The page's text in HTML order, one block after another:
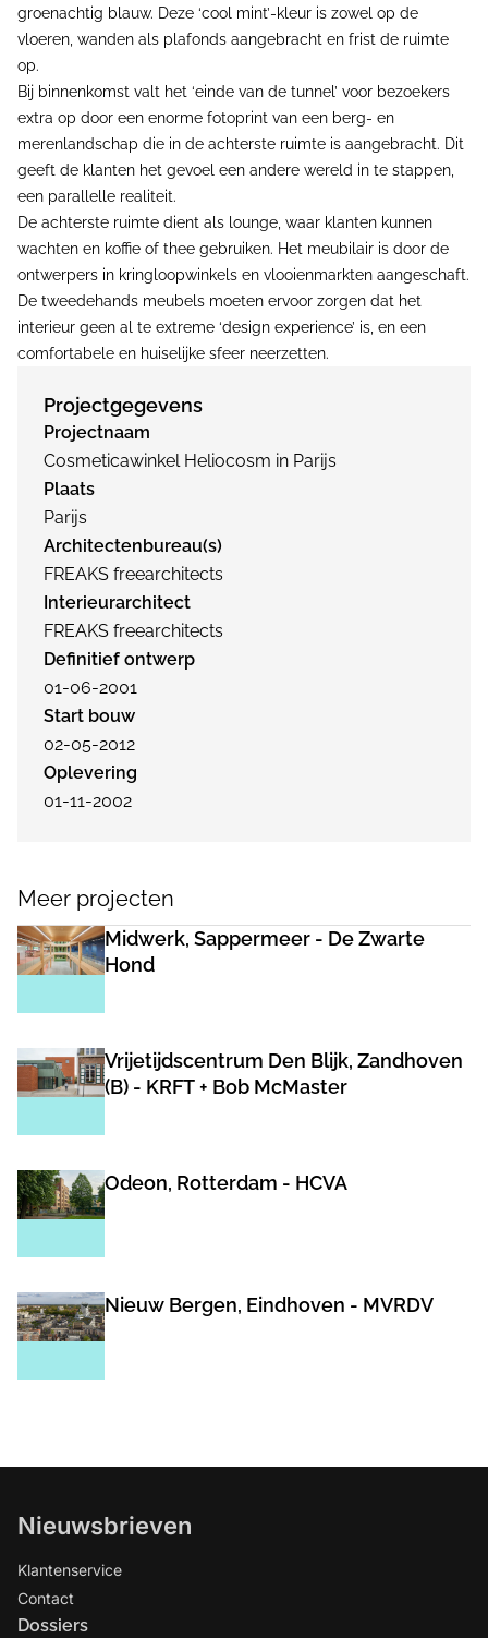
groenachtig blauw. Deze ‘cool mint’-kleur is zowel op de
vloeren, wanden als plafonds aangebracht en frist de ruimte
op.
Bij binnenkomst valt het ‘einde van de tunnel’ voor bezoekers
extra op door een enorme fotoprint van een berg- en
merenlandschap die in de achterste ruimte is aangebracht. Dit
geeft de klanten het gevoel een andere wereld in te stappen,
een parallelle realiteit.
De achterste ruimte dient als lounge, waar klanten kunnen
wachten en koffie of thee gebruiken. Het meubilair is door de
ontwerpers in kringloopwinkels en vlooienmarkten aangeschaft.
De tweedehands meubels moeten ervoor zorgen dat het
interieur geen al te extreme ‘design experience’ is, en een
comfortabele en huiselijke sfeer neerzetten.
Projectgegevens
Projectnaam
Cosmeticawinkel Heliocosm in Parijs
Plaats
Parijs
Architectenbureau(s)
FREAKS freearchitects
Interieurarchitect
FREAKS freearchitects
Definitief ontwerp
01-06-2001
Start bouw
02-05-2012
Oplevering
01-11-2002
Meer projecten
Midwerk, Sappermeer - De Zwarte
Hond
Vrijetijdscentrum Den Blijk, Zandhoven
(B) - KRFT + Bob McMaster
Odeon, Rotterdam - HCVA
Nieuw Bergen, Eindhoven - MVRDV
Nieuwsbrieven
Klantenservice
Contact
Dossiers